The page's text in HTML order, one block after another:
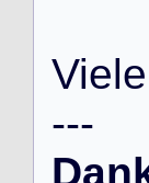
Viele
---